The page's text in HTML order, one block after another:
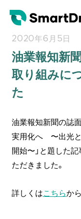
2020年6月5日
油業報知新
取り組みに
た
油業報知新聞の誌
実用化へ 〜出光
開始〜」と題した
ただきました。
詳しくはこちらから